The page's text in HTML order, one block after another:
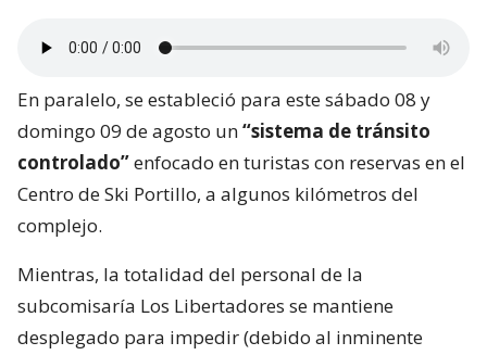
En paralelo, se estableció para este sábado 08 y
domingo 09 de agosto un“sistema de tránsito
controlado”enfocado en turistas con reservas en el
Centro de Ski Portillo, a algunos kilómetros del
complejo.
Mientras, la totalidad del personal de la
subcomisaría Los Libertadores se mantiene
desplegado para impedir (debido al inminente